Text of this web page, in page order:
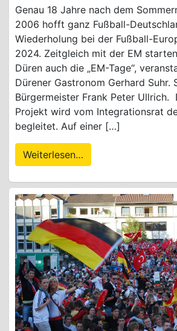
Genau 18 Jahre nach dem
2006 hofft ganz Fußball-
Wiederholung bei der Fußball-
2024. Zeitgleich mit der EM
Düren auch die „EM-Tage“,
Dürener Gastronom Gerhard Suhr.
Bürgermeister Frank Peter Ullrich.
Projekt wird vom Integrationsrat
begleitet. Auf einer […]
Weiterlesen…